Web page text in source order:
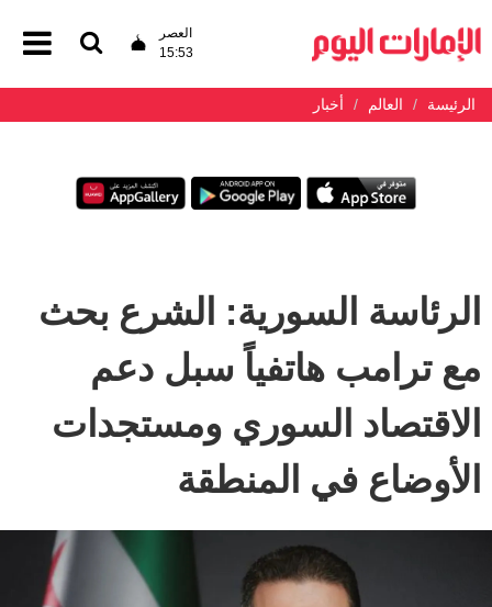
العصر
15:53
الرئيسة العالم أخبار
الرئاسة السورية: الشرع بحث
مع ترامب هاتفياً سبل دعم
الاقتصاد السوري ومستجدات
الأوضاع في المنطقة